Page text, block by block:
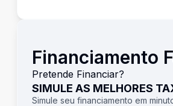
Financiamento
Pretende Financiar?
SIMULE AS MELHORES
Simule seu financiamento em